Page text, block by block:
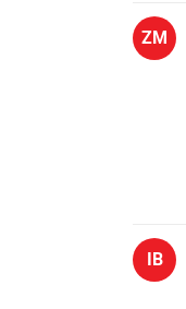
ZM
IB